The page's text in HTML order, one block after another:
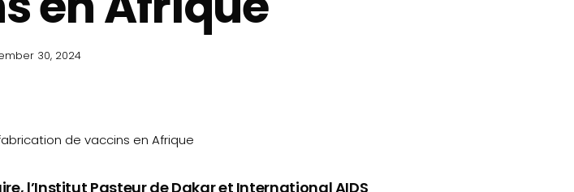
30, 2024
de vaccins en Afrique
l’Institut Pasteur de Dakaret International AIDS